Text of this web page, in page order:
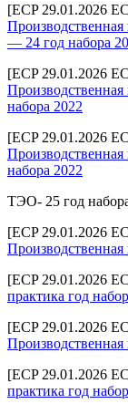
[ECP 29.01.2026
— 24 год набора
[ECP 29.01.2026
набора 2022
[ECP 29.01.2026
набора 2022
ТЭО- 25 год
[ECP 29.01.2026
Производственная
[ECP 29.01.2026
практика год
[ECP 29.01.2026
Производственная
[ECP 29.01.2026
практика год